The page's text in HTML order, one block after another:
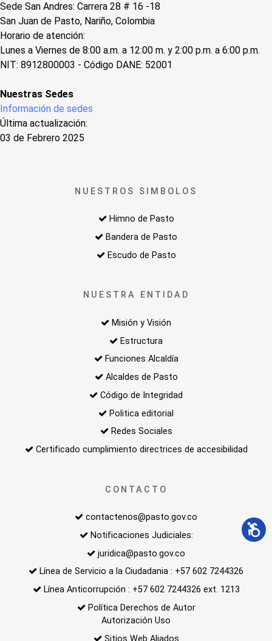
Sede San Andres: Carrera 28 # 16 -18
San Juan de Pasto, Nariño, Colombia
Horario de atención:
Lunes a Viernes de 8:00 a.m. a 12:00 m. y 2:00 p.m. a 6:00 p.m.
NIT: 8912800003 - Código DANE: 52001
Nuestras Sedes
Información de sedes
Última actualización:
03 de Febrero 2025
NUESTROS SIMBOLOS
Himno de Pasto
Bandera de Pasto
Escudo de Pasto
NUESTRA ENTIDAD
Misión y Visión
Estructura
Funciones Alcaldía
Alcaldes de Pasto
Código de Integridad
Politica editorial
Redes Sociales
Certificado cumplimiento directrices de accesibilidad
CONTACTO
contactenos@pasto.gov.co
Notificaciones Judiciales:
juridica@pasto.gov.co
Línea de Servicio a la Ciudadania : +57 602 7244326
Línea Anticorrupción : +57 602 7244326 ext. 1213
Política Derechos de Autor
Autorización Uso
Sitios Web Aliados